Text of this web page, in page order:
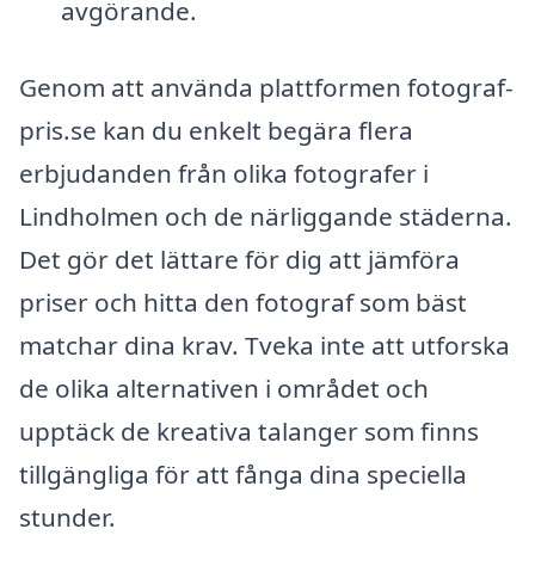
avgörande.
Genom att använda plattformen fotograf-
pris.se kan du enkelt begära flera
erbjudanden från olika fotografer i
Lindholmen och de närliggande städerna.
Det gör det lättare för dig att jämföra
priser och hitta den fotograf som bäst
matchar dina krav. Tveka inte att utforska
de olika alternativen i området och
upptäck de kreativa talanger som finns
tillgängliga för att fånga dina speciella
stunder.